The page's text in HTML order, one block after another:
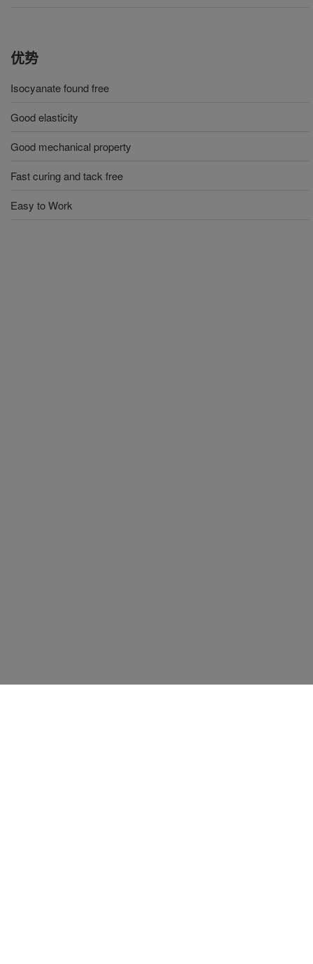
优势
Isocyanate found free
Good elasticity
Good mechanical property
Fast curing and tack free
Easy to Work